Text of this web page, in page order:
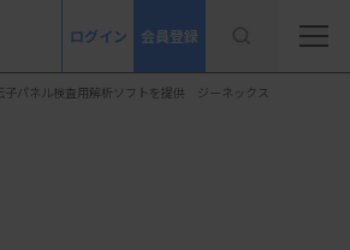
ログイン 会員登録
子パネル検査用解析ソフトを提供 ジーネックス